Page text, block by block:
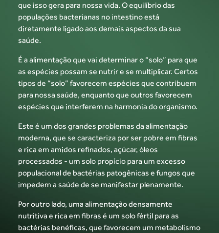
que isso gera para nossa vida. O equilíbrio das
populações bacterianas no intestino está
diretamente ligado aos demais aspectos da sua
saúde.
É a alimentação que vai determinar o “solo” para que
as espécies possam se nutrir e se multiplicar. Certos
tipos de “solo” favorecem espécies que contribuem
para nossa saúde, enquanto que outros favorecem
espécies que interferem na harmonia do organismo.
Este é um dos grandes problemas da alimentação
moderna, que se caracteriza por ser pobre em fibras
e rica em amidos refinados, açúcar, óleos
processados - um solo propício para um excesso
populacional de bactérias patogênicas e fungos que
impedem a saúde de se manifestar plenamente.
Por outro lado, uma alimentação densamente
nutritiva e rica em fibras é um solo fértil para as
bactérias benéficas, que favorecem um metabolismo